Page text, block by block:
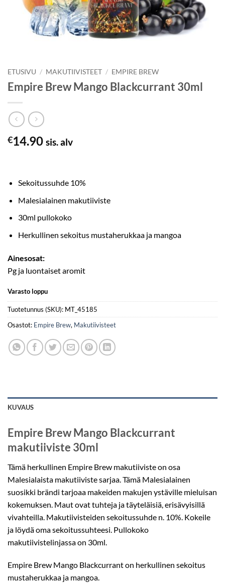
ETUSIVU / MAKUTIIVISTEET / EMPIRE BREW
Empire Brew Mango Blackcurrant 30ml
€14.90 sis. alv
Sekoitussuhde 10%
Malesialainen makutiiviste
30ml pullokoko
Herkullinen sekoitus mustaherukkaa ja mangoa
Ainesosat:
Pg ja luontaiset aromit
Varasto loppu
Tuotetunnus (SKU): MT_45185
Osastot: Empire Brew, Makutiivisteet
KUVAUS
Empire Brew Mango Blackcurrant
makutiiviste 30ml
Tämä herkullinen Empire Brew makutiiviste on osa
Malesialaista makutiiviste sarjaa. Tämä Malesialainen
suosikki brändi tarjoaa makeiden makujen ystäville mieluisan
kokemuksen. Maut ovat tuhteja ja täyteläisiä, erisävyisillä
vivahteilla. Makutiivisteiden sekoitussuhde n. 10%. Kokeile
ja löydä oma sekoitussuhteesi. Pullokoko
makutiivistelinjassa on 30ml.
Empire Brew Mango Blackcurrant on herkullinen sekoitus
mustaherukkaa ja mangoa.